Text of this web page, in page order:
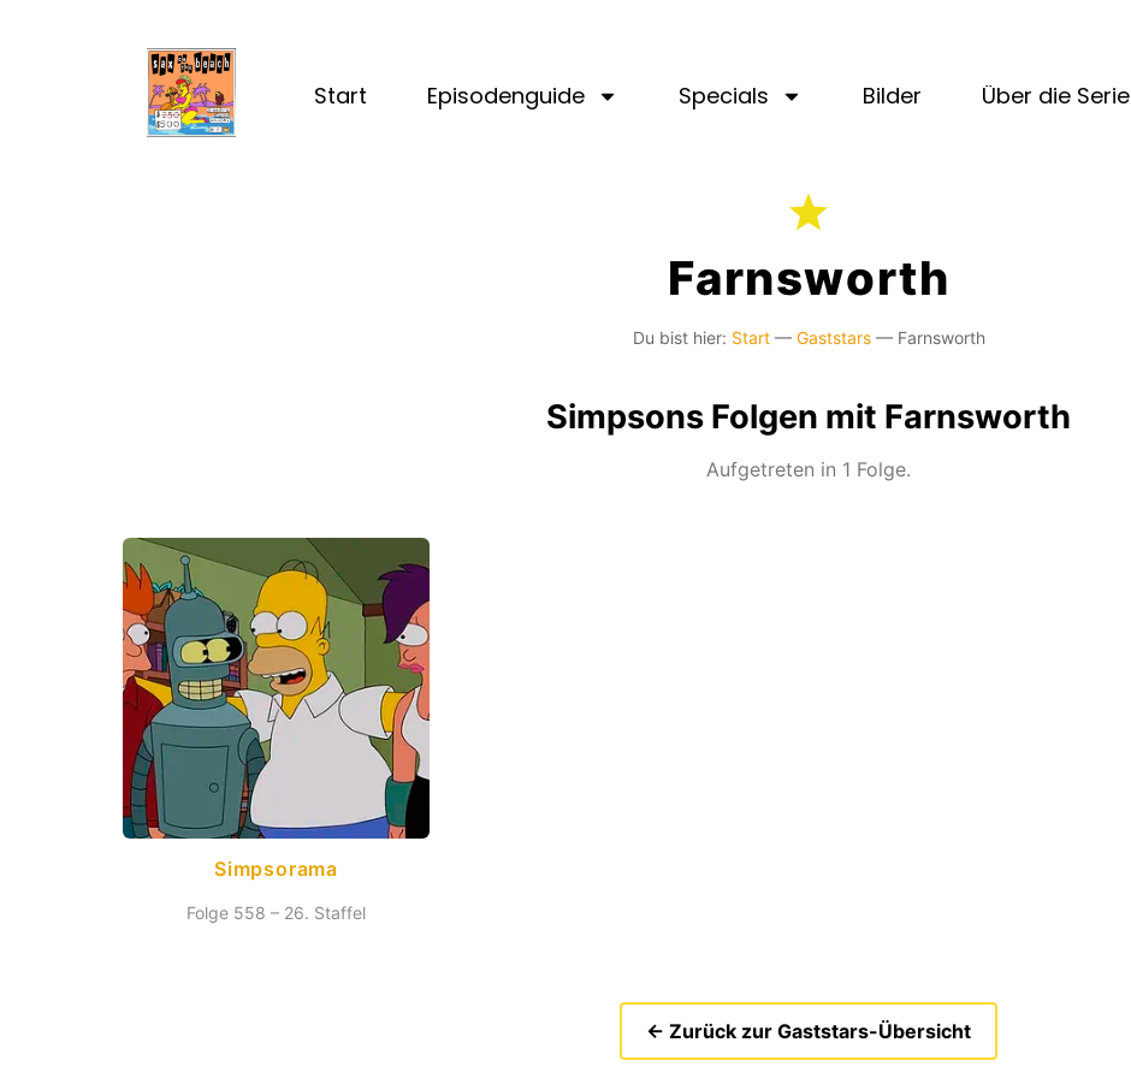
Start Episodenguide Specials Bilder Über die Serie
Farnsworth
Du bist hier: Start— Gaststars— Farnsworth
Simpsons Folgen mit Farnsworth
Aufgetreten in 1 Folge.
Simpsorama
Folge 558 – 26. Staffel
← Zurück zur Gaststars-Übersicht